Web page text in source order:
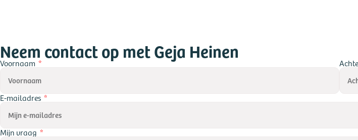
Neem contact op met Geja Heinen
Voornaam
E-mailadres
Mijn vraag